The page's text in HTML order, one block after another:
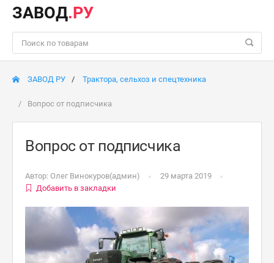
ЗАВОД.РУ
ЗАВОД РУ Трактора, сельхоз и спецтехника
Вопрос от подписчика
Вопрос от подписчика
Автор: Олег Винокуров(админ)
29 марта 2019
Добавить в закладки